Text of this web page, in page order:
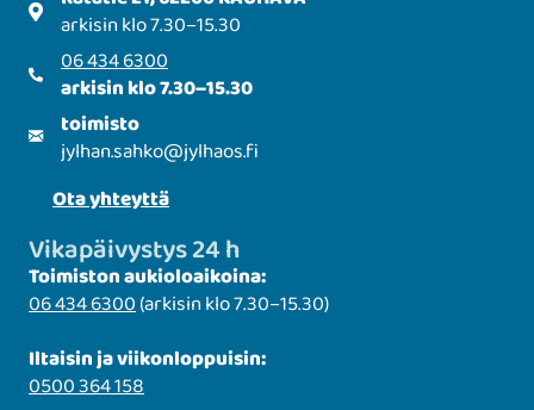
arkisin klo 7.30–15.30
06 434 6300
arkisin klo 7.30–15.30
toimisto
jylhan.sahko@jylhaos.fi
Ota yhteyttä
Vikapäivystys 24 h
Toimiston aukioloaikoina:
06 434 6300(arkisin klo 7.30–15.30)
Iltaisin ja viikonloppuisin:
0500 364 158